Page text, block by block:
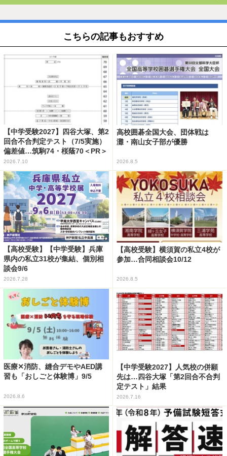
こちらの記事もおすすめ
【中学受験2027】四谷大塚、第2
回合不合判定テスト（7/5実施）
偏差値…筑駒74・桜蔭70＜PR＞
2026.7.10
高校囲碁全国大会、団体戦は
灘・南山女子部が優勝
2026.8.5
【高校受験】【中学受験】兵庫
県内の私立31校が集結、個別相
談会9/6
2026.7.28
【高校受験】横須賀の私立4校が
参加…合同相談会10/12
2026.8.5
医療✕消防、縫合デモやAED講
習も「おしごと体験博」9/5
2026.8.6
【中学受験2027】人気校の併願
先は…四谷大塚「第2回合不合判
定テスト」結果
2026.7.16